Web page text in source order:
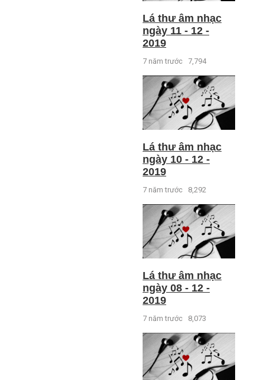
Lá thư âm nhạc
ngày 11 - 12 -
2019
7 năm trước 7,794
Lá thư âm nhạc
ngày 10 - 12 -
2019
7 năm trước 8,292
Lá thư âm nhạc
ngày 08 - 12 -
2019
7 năm trước 8,073